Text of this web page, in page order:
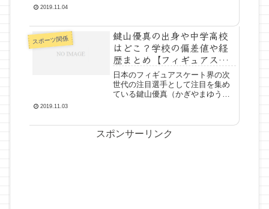
いる選手です(*´ω｀*)今回は、そん
な佐藤駿選手の出身地や中...
2019.11.04
スポーツ関係
鍵山優真の出身や中学高校
はどこ？学校の偏差値や経
歴まとめ【フィギュアスケ
ート】
日本のフィギュアスケート界の次
世代の注目選手として注目を集め
ている鍵山優真（かぎやまゆう
手」「宇野昌磨選手」と世界を牽
引する逸材が目を引きますが、次
2019.11.03
スポンサーリンク